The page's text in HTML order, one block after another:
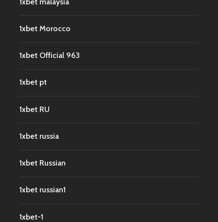
1xbet Morocco
1xbet Official 963
1xbet pt
1xbet RU
1xbet russia
1xbet Russian
1xbet russian1
1xbet-1